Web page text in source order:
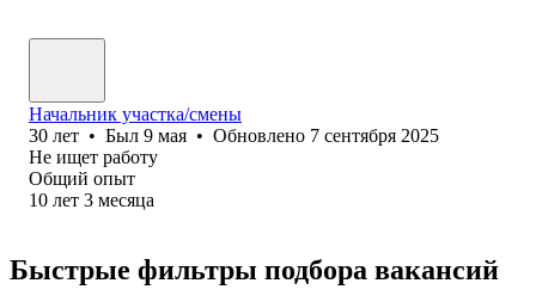
Начальник участка/смены
30 лет • Был 9 мая • Обновлено 7 сентября 2025
Не ищет работу
Общий опыт
10 лет 3 месяца
Быстрые фильтры подбора вакансий